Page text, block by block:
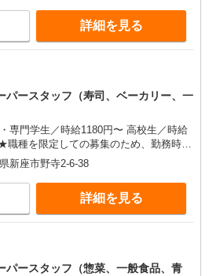
詳細を見る
パースタッフ（寿司、ベーカリー、一
専門学生／時給1180円〜 高校生／時給
の項目をご確認ください。
新座市野寺2-6-38
詳細を見る
パースタッフ（惣菜、一般食品、青